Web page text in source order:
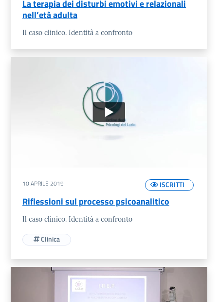
La terapia dei disturbi emotivi e relazionali
nell’età adulta
Il caso clinico. Identità a confronto
ISCRITTI
10 APRILE 2019
Riflessioni sul processo psicoanalitico
Il caso clinico. Identità a confronto
Clinica